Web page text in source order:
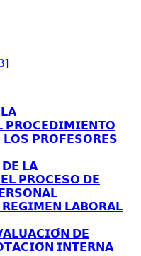
𝗣𝗥𝗢𝗖𝗘𝗗𝗜𝗠𝗜𝗘𝗡𝗧𝗢
𝗟𝗢𝗦 𝗣𝗥𝗢𝗙𝗘𝗦𝗢𝗥𝗘𝗦
𝗗𝗘 𝗟𝗔
𝗣𝗥𝗢𝗖𝗘𝗦𝗢 𝗗𝗘
𝗟𝗔𝗕𝗢𝗥𝗔𝗟
𝗗𝗘
𝗜𝗡𝗧𝗘𝗥𝗡𝗔